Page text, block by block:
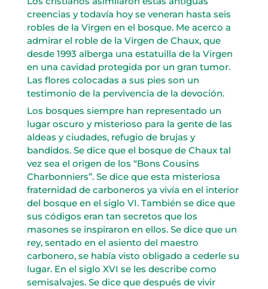
creencias y todavía hoy se veneran hasta seis
robles de la Virgen en el bosque. Me acerco a
admirar el roble de la Virgen de Chaux, que
desde 1993 alberga una estatuilla de la Virgen
en una cavidad protegida por un gran tumor.
Las flores colocadas a sus pies son un
testimonio de la pervivencia de la devoción.
Los bosques siempre han representado un
lugar oscuro y misterioso para la gente de las
aldeas y ciudades, refugio de brujas y
bandidos. Se dice que el bosque de Chaux tal
vez sea el origen de los “Bons Cousins
Charbonniers”. Se dice que esta misteriosa
fraternidad de carboneros ya vivía en el interior
del bosque en el siglo VI. También se dice que
sus códigos eran tan secretos que los
masones se inspiraron en ellos. Se dice que un
rey, sentado en el asiento del maestro
carbonero, se había visto obligado a cederle su
lugar. En el siglo XVI se les describe como
semisalvajes. Se dice que después de vivir